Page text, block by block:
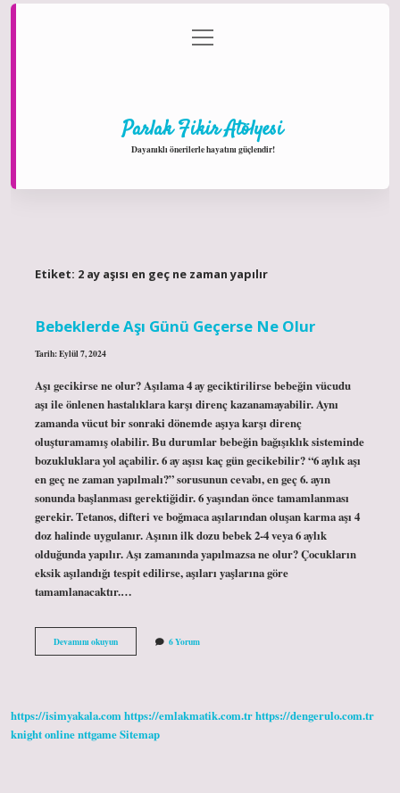
Gizlilik Politikası
menüyü
aç
Parlak Fikir Atölyesi
Dayanıklı önerilerle hayatını güçlendir!
Etiket: 2 ay aşısı en geç ne zaman yapılır
Bebeklerde Aşı Günü Geçerse Ne Olur
Tarih: Eylül 7, 2024
Aşı gecikirse ne olur? Aşılama 4 ay geciktirilirse bebeğin vücudu
aşı ile önlenen hastalıklara karşı direnç kazanamayabilir. Aynı
zamanda vücut bir sonraki dönemde aşıya karşı direnç
oluşturamamış olabilir. Bu durumlar bebeğin bağışıklık sisteminde
bozukluklara yol açabilir. 6 ay aşısı kaç gün gecikebilir? “6 aylık aşı
en geç ne zaman yapılmalı?” sorusunun cevabı, en geç 6. ayın
sonunda başlanması gerektiğidir. 6 yaşından önce tamamlanması
gerekir. Tetanos, difteri ve boğmaca aşılarından oluşan karma aşı 4
doz halinde uygulanır. Aşının ilk dozu bebek 2-4 veya 6 aylık
olduğunda yapılır. Aşı zamanında yapılmazsa ne olur? Çocukların
eksik aşılandığı tespit edilirse, aşıları yaşlarına göre
tamamlanacaktır.…
Devamını okuyunBebeklerde
Aşı
6 Yorum
https://isimyakala.comhttps://emlakmatik.com.trhttps://dengerulo.com.tr
knight onlinenttgameSitemap